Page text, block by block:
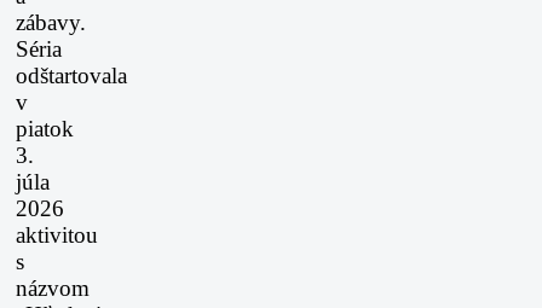
zábavy.
Séria
odštartovala
v
piatok
3.
júla
2026
aktivitou
s
názvom